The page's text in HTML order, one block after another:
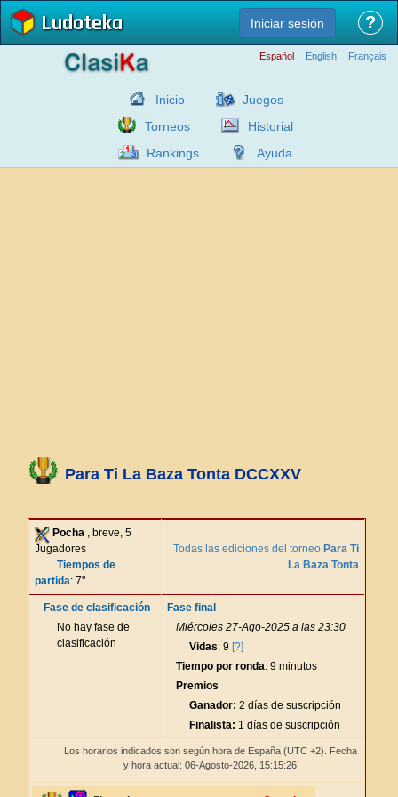
Ludoteka Iniciar sesión ?
Español English Français
Inicio
Juegos
Torneos
Historial
Rankings
Ayuda
Para Ti La Baza Tonta DCCXXV
Pocha , breve, 5
Jugadores
Tiempos de
partida: 7"
Todas las ediciones del torneo Para Ti
La Baza Tonta
Fase de clasificación
No hay fase de
clasificación
Fase final
Miércoles 27-Ago-2025 a las 23:30
Vidas: 9 [?]
Tiempo por ronda: 9 minutos
Premios
Ganador: 2 días de suscripción
Finalista: 1 días de suscripción
Los horarios indicados son según hora de España (UTC +2). Fecha
y hora actual: 06-Agosto-2026, 15:15:26